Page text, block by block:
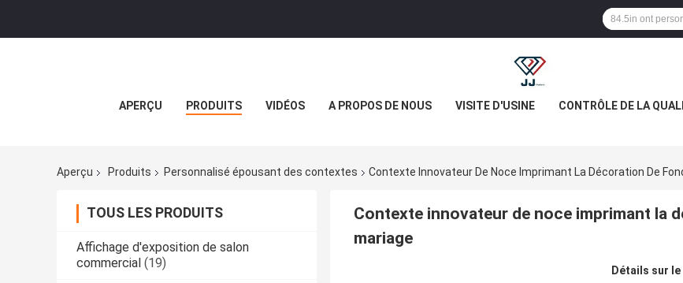
APERÇU PRODUITS VIDÉOS A PROPOS DE NOUS VISITE D'USINE CONTRÔLE DE LA
Aperçu Produits Personnalisé épousant des contextes Contexte Innovateur De Noce Imprimant La Décoration De
TOUS LES PRODUITS
Affichage d'exposition de salon
commercial (19)
Contexte innovateur de noce imprimant la
mariage
Détails sur